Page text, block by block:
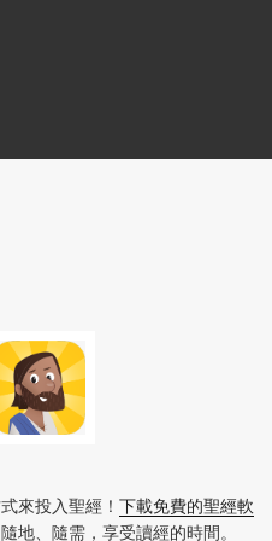
來投入聖經！ 下載免費的聖經軟
地、隨需，享受讀經的時間。